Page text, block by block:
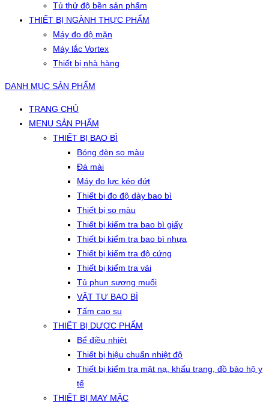
Tủ thử độ bền sản phẩm
THIẾT BỊ NGÀNH THỰC PHẨM
Máy đo độ mặn
Máy lắc Vortex
Thiết bị nhà hàng
DANH MỤC SẢN PHẨM
TRANG CHỦ
MENU SẢN PHẨM
THIẾT BỊ BAO BÌ
Bóng đèn so màu
Đá mài
Máy đo lực kéo đứt
Thiết bị đo độ dày bao bì
Thiết bị so màu
Thiết bị kiểm tra bao bì giấy
Thiết bị kiểm tra bao bì nhựa
Thiết bị kiểm tra độ cứng
Thiết bị kiểm tra vải
Tủ phun sương muối
VẬT TƯ BAO BÌ
Tấm cao su
THIẾT BỊ DƯỢC PHẨM
Bể điều nhiệt
Thiết bị hiệu chuẩn nhiệt độ
Thiết bị kiểm tra mặt nạ, khẩu trang, đồ bảo hộ y
tế
THIẾT BỊ MAY MẶC